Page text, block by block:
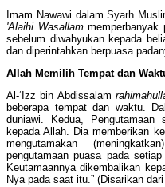
Imam Nawawi dalam Syarh
'Alaihi Wasallammemperbanyak
sebelum diwahyukan kepada
dan diperintahkan berpuasa
Allah Memilih Tempat dan
Al-‘Izz bin Abdissalam
beberapa tempat dan waktu.
duniawi. Kedua, Pengutamaan
kepada Allah. Dia memberikan
mengutamakan
pengutamaan puasa pada
Keutamaannya dikembalikan
Nya pada saat itu.” (Disarikan